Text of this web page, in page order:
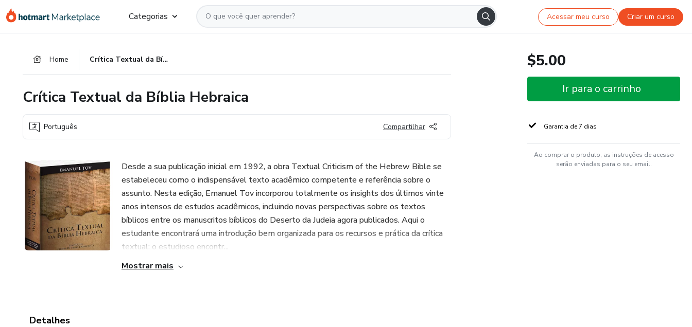
para
para
para
Categorias Acessar meu curso Criar um curso
Home Crítica Textual da Bíblia Hebraica
Crítica Textual da Bíblia Hebraica
Português Compartilhar
Desde a sua publicação inicial em 1992, a obra Textual Criticism of the Hebrew Bible se
estabeleceu como o indispensável texto acadêmico competente e referência sobre o
assunto. Nesta edição, Emanuel Tov incorporou totalmente os insights dos últimos vinte
anos intensos de estudos acadêmicos, incluindo novas perspectivas sobre os textos
bíblicos entre os manuscritos bíblicos do Deserto da Judeia agora publicados. Aqui o
estudante encontrará uma introdução bem organizada para os recursos e prática da crítica
textual; o estudioso encontr...
Mostrar mais
Detalhes
$5.00
Ir para o carrinho
Garantia de 7 dias
Ao comprar o produto, as instruções de acesso
serão enviadas para o seu email.